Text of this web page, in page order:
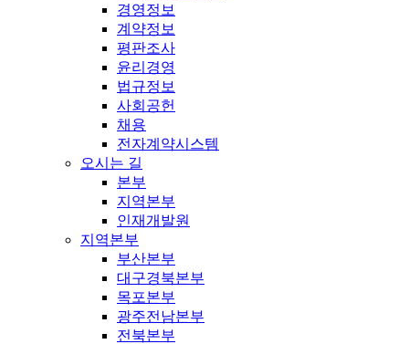
경영정보
계약정보
평판조사
윤리경영
법규정보
사회공헌
채용
전자계약시스템
오시는 길
본부
지역본부
인재개발원
지역본부
부산본부
대구경북본부
목포본부
광주전남본부
전북본부